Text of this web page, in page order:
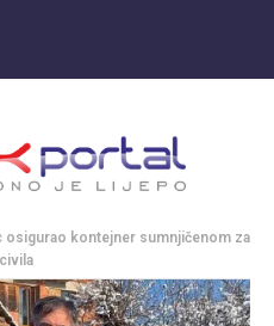
osigurao kontejner sumnjičenom za